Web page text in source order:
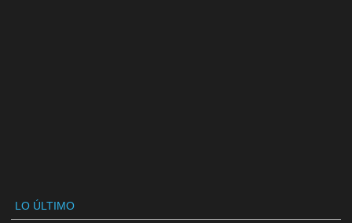
LO ÚLTIMO